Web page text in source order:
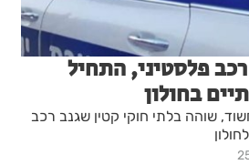
פלסטיני, התחיל
בחולון
שוהה בלתי חוקי קטין שגנב רכב